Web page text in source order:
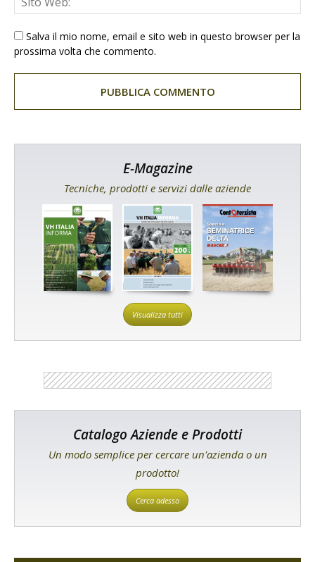
Salva il mio nome, email e sito web in questo browser per la
prossima volta che commento.
E-Magazine
Tecniche, prodotti e servizi dalle aziende
Visualizza tutti
Catalogo Aziende e Prodotti
Un modo semplice per cercare un'azienda o un
prodotto!
Cerca adesso